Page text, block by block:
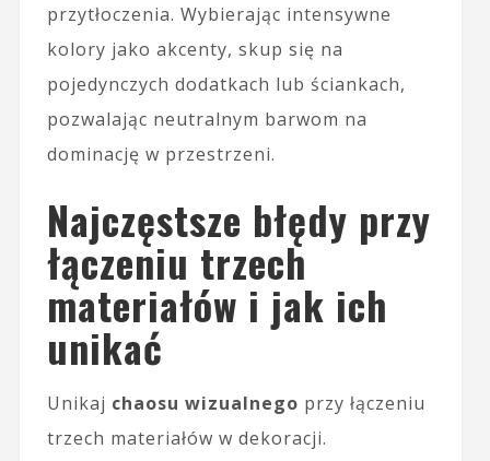
przytłoczenia. Wybierając intensywne
kolory jako akcenty, skup się na
pojedynczych dodatkach lub ściankach,
pozwalając neutralnym barwom na
dominację w przestrzeni.
Najczęstsze błędy przy
łączeniu trzech
materiałów i jak ich
unikać
Unikaj chaosu wizualnego przy łączeniu
trzech materiałów w dekoracji.